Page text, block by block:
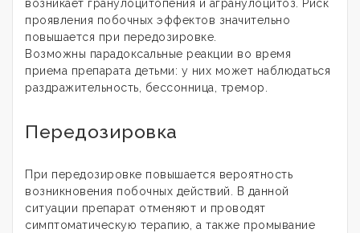
возникает гранулоцитопения и агранулоцитоз. Риск
проявления побочных эффектов значительно
повышается при передозировке.
Возможны парадоксальные реакции во время
приема препарата детьми: у них может наблюдаться
раздражительность, бессонница, тремор.
Передозировка
При передозировке повышается вероятность
возникновения побочных действий. В данной
ситуации препарат отменяют и проводят
симптоматическую терапию, а также промывание